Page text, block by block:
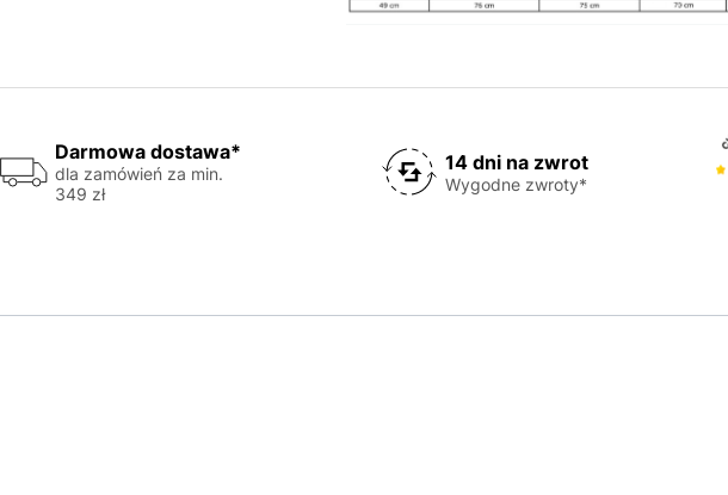
Darmowa dostawa*
dla zamówień za min.
349 zł
14 dni na zwrot
Wygodne zwroty*